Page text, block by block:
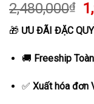
2,480,000₫
🎁 ƯU ĐÃI ĐẶC
🚚 Freeship
✅ Xuất hóa đơn